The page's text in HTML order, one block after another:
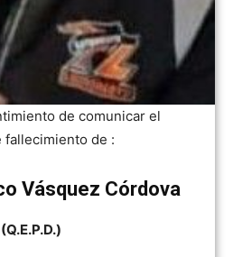
de comunicar el
fallecimiento de :
Vásquez Córdova
(Q.E.P.D.)